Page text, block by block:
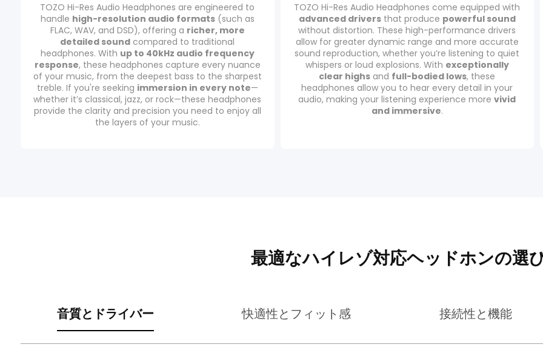
TOZO Hi-Res Audio Headphones are engineered to
handle high-resolution audio formats(such as
FLAC, WAV, and DSD), offering a richer, more
detailed sound compared to traditional
headphones. With up to 40kHz audio frequency
response, these headphones capture every nuance
of your music, from the deepest bass to the sharpest
treble. If you're seeking immersion in every note—
whether it’s classical, jazz, or rock—these headphones
provide the clarity and precision you need to enjoy all
the layers of your music.
TOZO Hi-Res Audio Headphones come equipped with
advanced driversthat produce powerful sound
without distortion. These high-performance drivers
allow for greater dynamic range and more accurate
sound reproduction, whether you’re listening to quiet
whispers or loud explosions. With exceptionally
clear highs and full-bodied lows, these
headphones allow you to hear every detail in your
audio, making your listening experience morevivid
and immersive.
最適なハイレゾ対応ヘッドホンの選
音質とドライバー 快適性とフィット感 接続性と機能